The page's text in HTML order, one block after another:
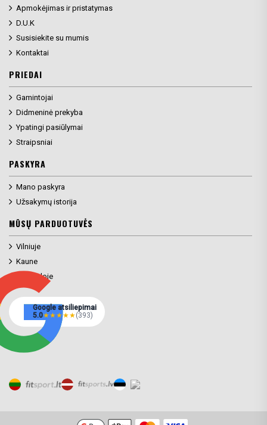
Apmokėjimas ir pristatymas
D.U.K
Susisiekite su mumis
Kontaktai
PRIEDAI
Gamintojai
Didmeninė prekyba
Ypatingi pasiūlymai
Straipsniai
PASKYRA
Mano paskyra
Užsakymų istorija
MŪSŲ PARDUOTUVĖS
Vilniuje
Kaune
Klaipėdoje
Google atsiliepimai
5.0★★★★★(393)